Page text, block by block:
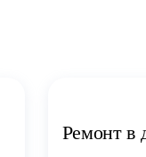
Ремонт в